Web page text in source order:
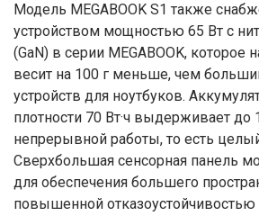
Модель MEGABOOK S1 также
устройством мощностью 65 Вт с
(GaN) в серии MEGABOOK, которое
весит на 100 г меньше, чем
устройств для ноутбуков.
плотности 70 Вт·ч выдерживает до
непрерывной работы, то есть
Сверхбольшая сенсорная панель
для обеспечения большего
повышенной отказоустойчивостью